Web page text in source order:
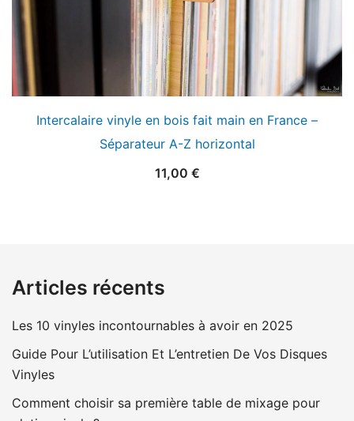
Intercalaire vinyle en bois fait main en France –
Séparateur A-Z horizontal
11,00 €
Articles récents
Les 10 vinyles incontournables à avoir en 2025
Guide Pour L’utilisation Et L’entretien De Vos Disques
Vinyles
Comment choisir sa première table de mixage pour